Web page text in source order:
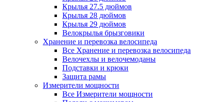
Крылья 27.5 дюймов
Крылья 28 дюймов
Крылья 29 дюймов
Велокрылья брызговики
Хранение и перевозка велосипеда
Все Хранение и перевозка велосипеда
Велочехлы и велочемоданы
Подставки и крюки
Защита рамы
Измерители мощности
Все Измерители мощности